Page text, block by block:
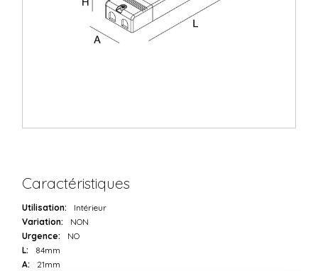
Caractéristiques
Utilisation:
Intérieur
Variation:
NON
Urgence:
NO
L:
84mm
A:
21mm